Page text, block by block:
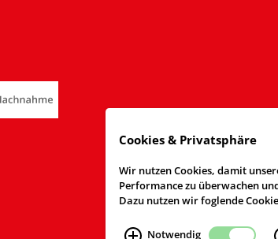
Cookies & Privatsphäre
Wir nutzen Cookies, damit
Performance zu überwachen
Dazu nutzen wir foglende
Notwendig